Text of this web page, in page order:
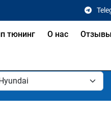
тюнинг О нас Отзывы